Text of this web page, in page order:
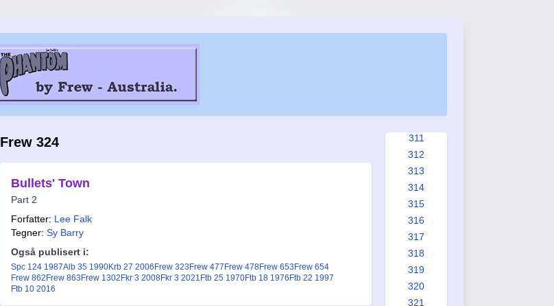
Frew 324
Bullets' Town
Part 2
Forfatter: Lee Falk
Tegner: Sy Barry
Også publisert i:
Spc 124 1987Alb 35 1990Krb 27 2006 Frew 323 Frew 477 Frew 478Frew 653 Frew 654
Frew 862 Frew 863 Frew 1302 Fkr 3 2008Fkr 3 2021 Ftb 25 1970Ftb 18 1976 Ftb 22 1997
Ftb 10 2016
311
312
313
314
315
316
317
318
319
320
321